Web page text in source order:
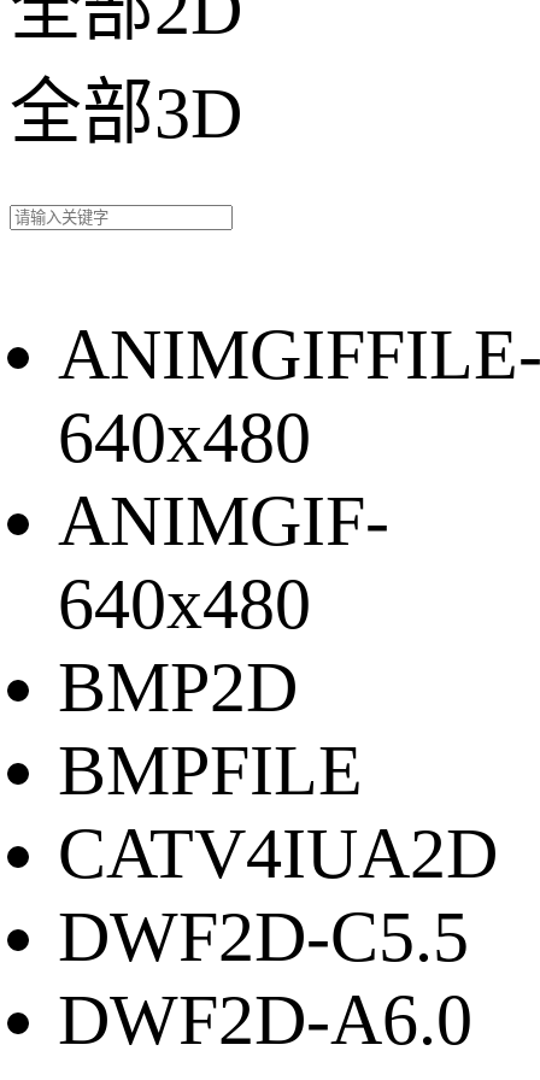
全部3D
640x480
ANIMGIF-
640x480
BMP2D
BMPFILE
CATV4IUA2D
DWF2D-C5.5
DWF2D-A6.0